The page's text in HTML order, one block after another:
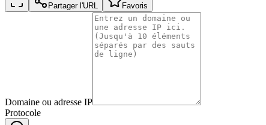
Partager l'URL Favoris
Domaine ou adresse IP
Protocole